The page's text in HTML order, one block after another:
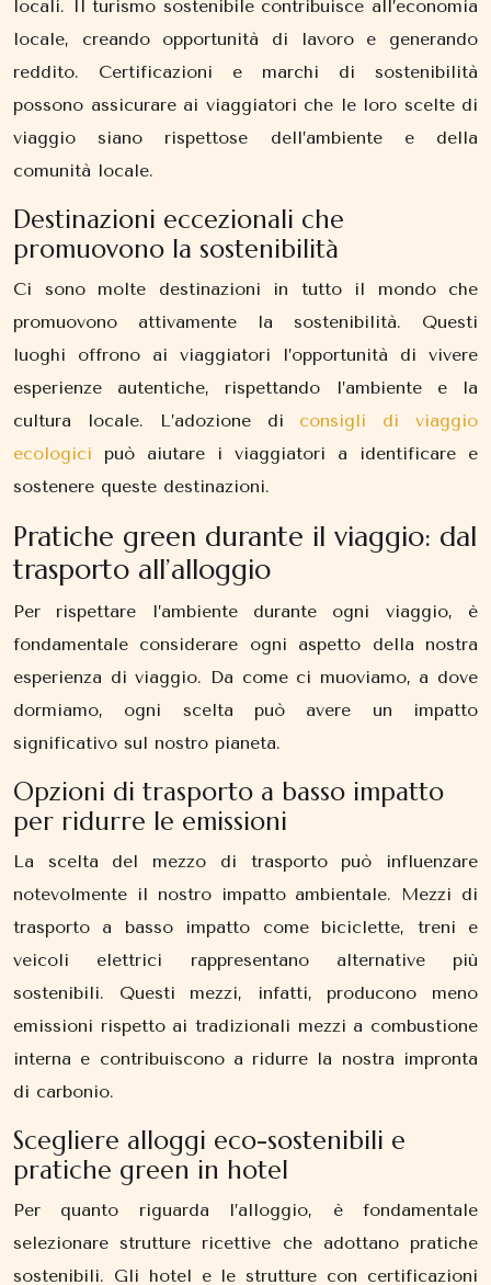
locali. Il turismo sostenibile contribuisce all’economia
locale, creando opportunità di lavoro e generando
reddito. Certificazioni e marchi di sostenibilità
possono assicurare ai viaggiatori che le loro scelte di
viaggio siano rispettose dell’ambiente e della
comunità locale.
Destinazioni eccezionali che
promuovono la sostenibilità
Ci sono molte destinazioni in tutto il mondo che
promuovono attivamente la sostenibilità. Questi
luoghi offrono ai viaggiatori l’opportunità di vivere
esperienze autentiche, rispettando l’ambiente e la
cultura locale. L’adozione di consigli di viaggio
ecologici può aiutare i viaggiatori a identificare e
sostenere queste destinazioni.
Pratiche green durante il viaggio: dal
trasporto all’alloggio
Per rispettare l’ambiente durante ogni viaggio, è
fondamentale considerare ogni aspetto della nostra
esperienza di viaggio. Da come ci muoviamo, a dove
dormiamo, ogni scelta può avere un impatto
significativo sul nostro pianeta.
Opzioni di trasporto a basso impatto
per ridurre le emissioni
La scelta del mezzo di trasporto può influenzare
notevolmente il nostro impatto ambientale. Mezzi di
trasporto a basso impatto come biciclette, treni e
veicoli elettrici rappresentano alternative più
sostenibili. Questi mezzi, infatti, producono meno
emissioni rispetto ai tradizionali mezzi a combustione
interna e contribuiscono a ridurre la nostra impronta
di carbonio.
Scegliere alloggi eco-sostenibili e
pratiche green in hotel
Per quanto riguarda l’alloggio, è fondamentale
selezionare strutture ricettive che adottano pratiche
sostenibili. Gli hotel e le strutture con certificazioni